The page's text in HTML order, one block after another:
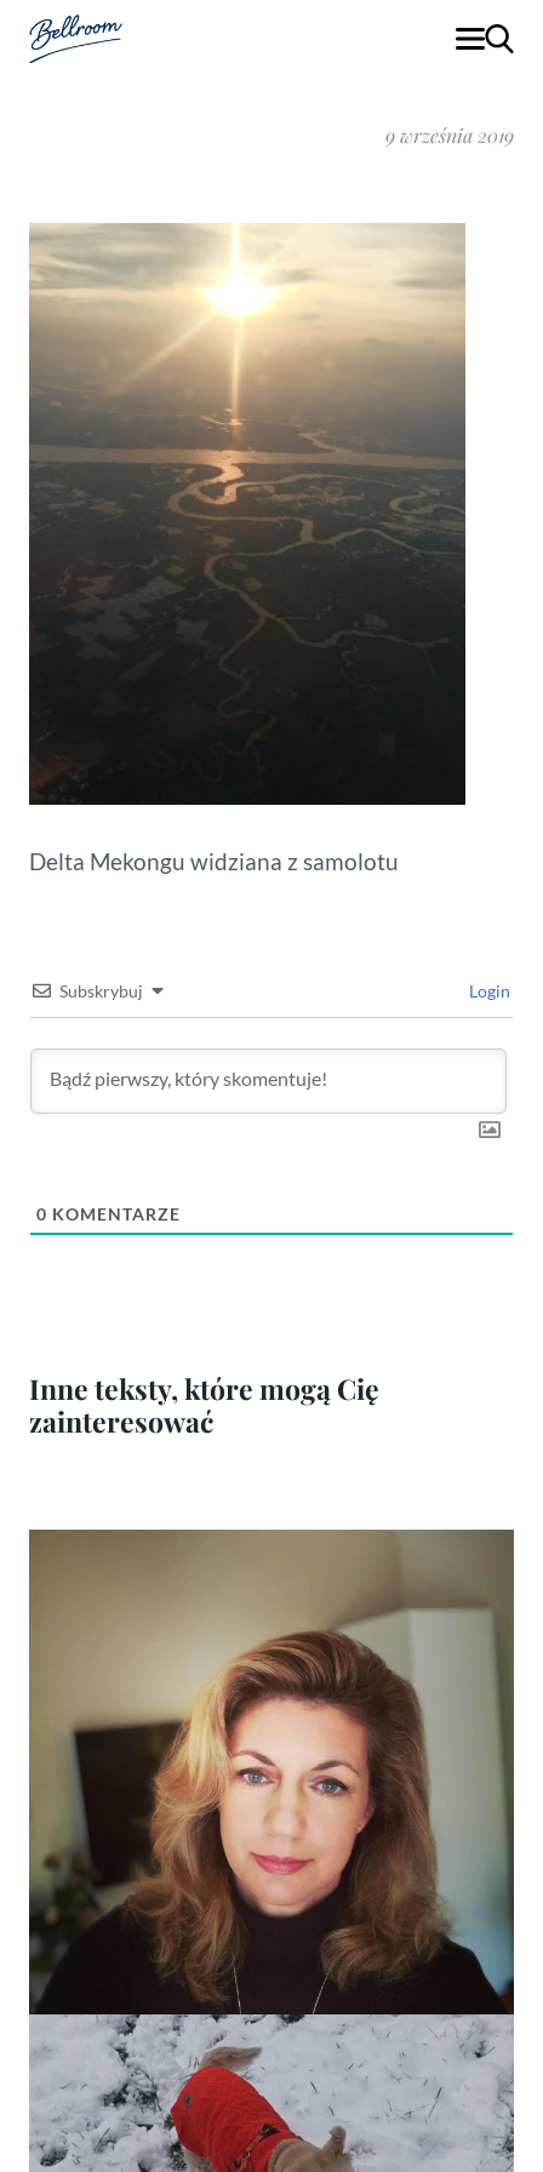
9 września 2019
Delta Mekongu widziana z samolotu
Subskrybuj Login
0 KOMENTARZE
Inne teksty, które mogą Cię
zainteresować